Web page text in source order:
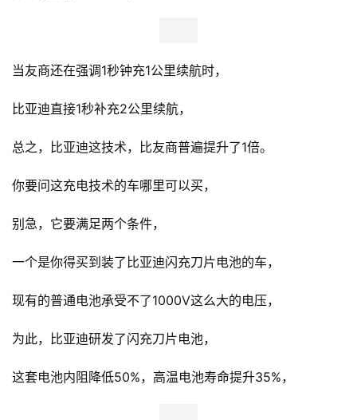
当友商还在强调1秒钟充1公里续航时，
比亚迪直接1秒补充2公里续航，
总之，比亚迪这技术，比友商普遍提升了1倍。
你要问这充电技术的车哪里可以买，
别急，它要满足两个条件，
一个是你得买到装了比亚迪闪充刀片电池的车，
现有的普通电池承受不了1000V这么大的电压，
为此，比亚迪研发了闪充刀片电池，
这套电池内阻降低50%，高温电池寿命提升35%，